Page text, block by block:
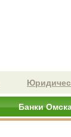
Банки